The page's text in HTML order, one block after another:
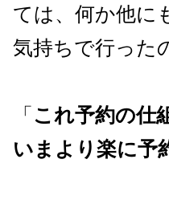
ては、何か他に
気持ちで行った
「 これ予約の仕
いまより楽に予